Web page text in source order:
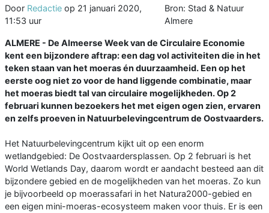
Door Redactie op 21 januari 2020,
11:53 uur
Bron: Stad & Natuur
Almere
ALMERE - De Almeerse Week van de Circulaire Economie
kent een bijzondere aftrap: een dag vol activiteiten die in het
teken staan van het moeras én duurzaamheid. Een op het
eerste oog niet zo voor de hand liggende combinatie, maar
het moeras biedt tal van circulaire mogelijkheden. Op 2
februari kunnen bezoekers het met eigen ogen zien, ervaren
en zelfs proeven in Natuurbelevingcentrum de Oostvaarders.
Het Natuurbelevingcentrum kijkt uit op een enorm
wetlandgebied: De Oostvaardersplassen. Op 2 februari is het
World Wetlands Day, daarom wordt er aandacht besteed aan dit
bijzondere gebied en de mogelijkheden van het moeras. Zo kun
je bijvoorbeeld op moerassafari in het Natura2000-gebied en
een eigen mini-moeras-ecosysteem maken voor thuis. Er is een